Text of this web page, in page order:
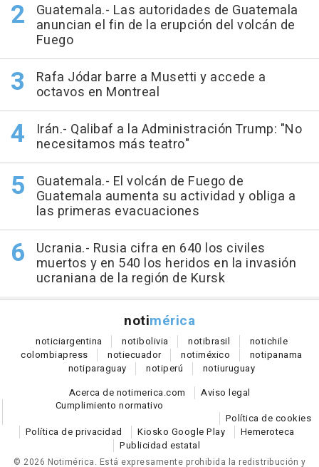
Guatemala.- Las autoridades de Guatemala
anuncian el fin de la erupción del volcán de
Fuego
Rafa Jódar barre a Musetti y accede a
octavos en Montreal
Irán.- Qalibaf a la Administración Trump: "No
necesitamos más teatro"
Guatemala.- El volcán de Fuego de
Guatemala aumenta su actividad y obliga a
las primeras evacuaciones
Ucrania.- Rusia cifra en 640 los civiles
muertos y en 540 los heridos en la invasión
ucraniana de la región de Kursk
notimérica
noticiargentina notibolivia notibrasil notichile
colombiapress notiecuador notiméxico notipanama
notiparaguay notiperú notiuruguay
Acerca de notimerica.com
Aviso legal
Cumplimiento normativo
Política de cookies
Política de privacidad
Kiosko Google Play
Hemeroteca
Publicidad estatal
© 2026 Notimérica. Está expresamente prohibida la redistribución y